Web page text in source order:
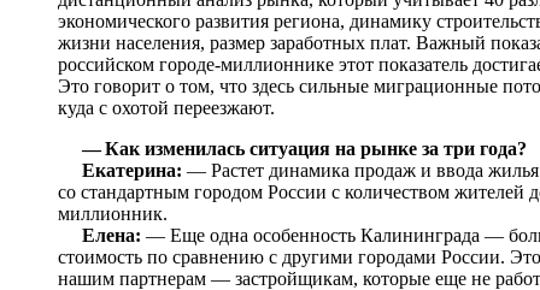
экономического развития региона, динамику
жизни населения, размер заработных плат. Важный
российском городе-миллионнике этот показатель
Это говорит о том, что здесь сильные миграционные
куда с охотой переезжают.
— Как изменилась ситуация на рынке за три года?
Екатерина: — Растет динамика продаж и ввода
со стандартным городом России с количеством жителей
миллионник.
Елена: — Еще одна особенность Калининграда —
стоимость по сравнению с другими городами России.
нашим партнерам — застройщикам, которые еще не